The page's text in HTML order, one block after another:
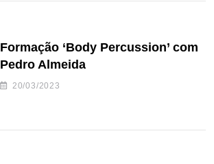
Formação ‘Body Percussion’ com
Pedro Almeida
20/03/2023